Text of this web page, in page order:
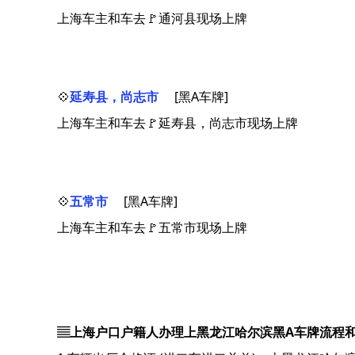
上海车主和车去🚩通河县现场上牌
💠延寿县，尚志市
[黑A车牌]
上海车主和车去🚩延寿县，尚志市现场上牌
💠五常市
[黑A车牌]
上海车主和车去🚩五常市现场上牌
▤上海户口户籍人办理上黑龙江哈尔滨黑A车牌流程